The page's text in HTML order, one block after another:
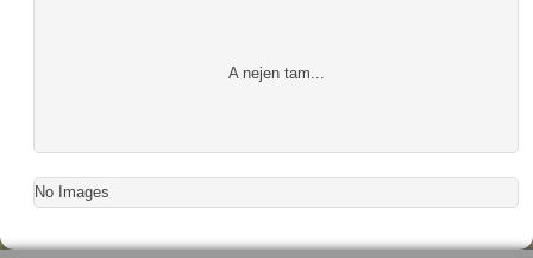
A nejen tam...
No Images